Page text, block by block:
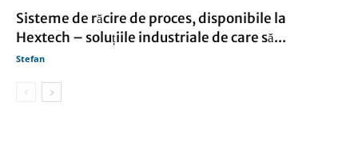
Sisteme de răcire de proces, disponibile la
Hextech – soluțiile industriale de care să...
Stefan